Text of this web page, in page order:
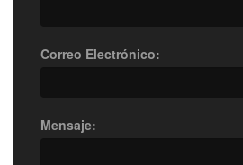
Correo Electrónico:
Mensaje: